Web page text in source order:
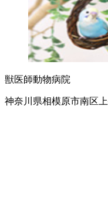
獣医師動物病院
神奈川県相模原市南区